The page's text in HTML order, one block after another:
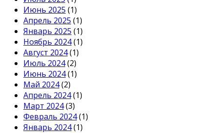
Июнь 2025 (1)
Апрель 2025 (1)
Январь 2025 (1)
Ноябрь 2024(1)
Август 2024(1)
Июль 2024(2)
Июнь 2024(1)
Май 2024(2)
Апрель 2024(1)
Март 2024(3)
Февраль 2024(1)
Январь 2024(1)